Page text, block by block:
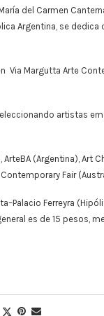
del Carmen
Argentina, se
Margutta Arte
artistas
(Argentina), Art
Fair
Ferreyra
es de 15 pesos,